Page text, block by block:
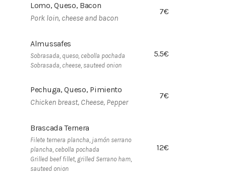
Lomo, Queso, Bacon
Pork loin, cheese and bacon
7€
Almussafes
Sobrasada, queso, cebolla pochada
Sobrasada, cheese, sauteed onion
5.5€
Pechuga, Queso, Pimiento
Chicken breast, Cheese, Pepper
7€
Brascada Ternera
Filete ternera plancha, jamón serrano
plancha, cebolla pochada
Grilled beef fillet, grilled Serrano ham,
sauteed onion
12€